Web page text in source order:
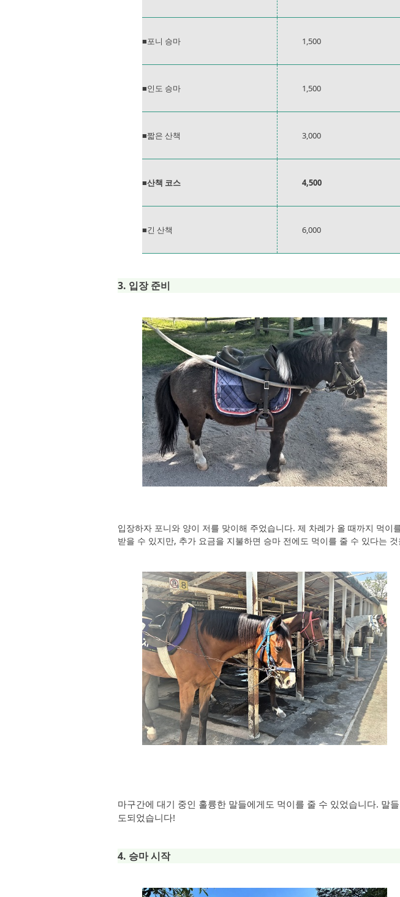
■포니 승마 1,500
■인도 승마 1,500
■짧은 산책 3,000
■산책 코스 4,500
■긴 산책 6,000
3. 입장 준비
입장하자 포니와 양이 저를 맞이해 주었습니다. 제 차례가 올 때까지 먹
받을 수 있지만, 추가 요금을 지불하면 승마 전에도 먹이를 줄 수 있다는
마구간에 대기 중인 훌륭한 말들에게도 먹이를 줄 수 있었습니다. 말
도되었습니다!
4. 승마 시작